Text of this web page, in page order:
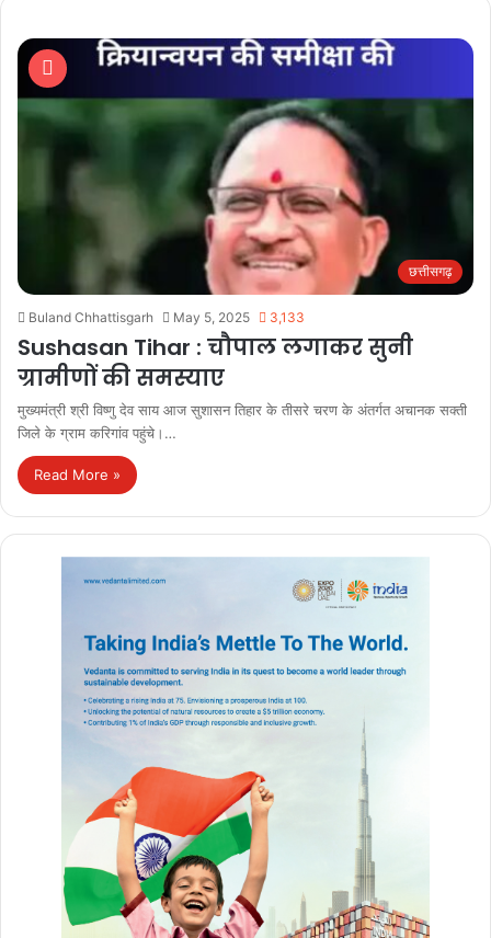
छत्तीसगढ़
Buland Chhattisgarh May 5, 2025 3,133
Sushasan Tihar : चौपाल लगाकर सुनी
ग्रामीणों की समस्याए
मुख्यमंत्री श्री विष्णु देव साय आज सुशासन तिहार के तीसरे चरण के अंतर्गत अचानक सक्ती
जिले के ग्राम करिगांव पहुंचे।…
Read More »